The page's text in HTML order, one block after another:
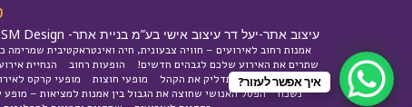
עיצוב אתר-יעל דר עיצוב אישי בע”מ בניית אתר- SM Design
אמנות רחוב לאירועים – חוויה צבעונית, חיה ואינטראקטיבית שמרימה
שתרים את האירוע שלכם לגבהים חדשים!
הופעות רחוב הנחיית
חוויה עוצמתית שתדליק את הקהל
מופעי חוצות מופעי קרקס
נשכח
הפסל האנושי שחוצה את הגבול בין אמנות למציאות – מופע
איך אפשר לעזור?